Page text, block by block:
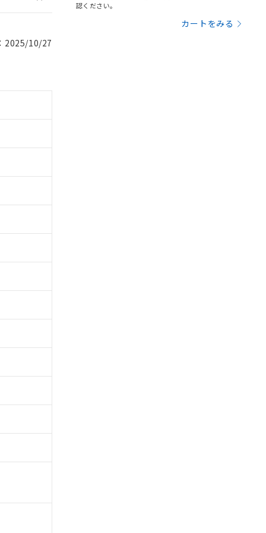
2025/10/27
認ください。
カートをみる